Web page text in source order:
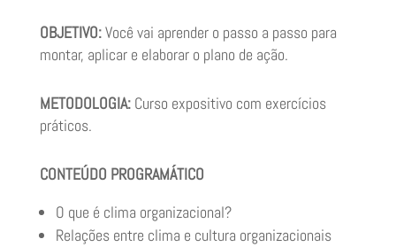
OBJETIVO:Você vai aprender o passo a passo para
montar, aplicar e elaborar o plano de ação.
METODOLOGIA:Curso expositivo com exercícios
práticos.
CONTEÚDO PROGRAMÁTICO
O que é clima organizacional?
Relações entre clima e cultura organizacionais